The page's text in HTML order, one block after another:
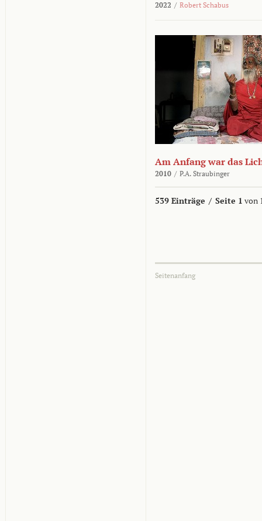
2022 / Robert Schabus
Am Anfang war das
2010 / P.A. Straubinger
539 Einträge / Seite 1 von
Seitenanfang